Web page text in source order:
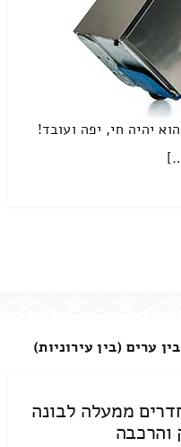
יהיה חי, יפה ועובד!
ערים (בין עירוניות)
ממעלה לבונה
והרכבה